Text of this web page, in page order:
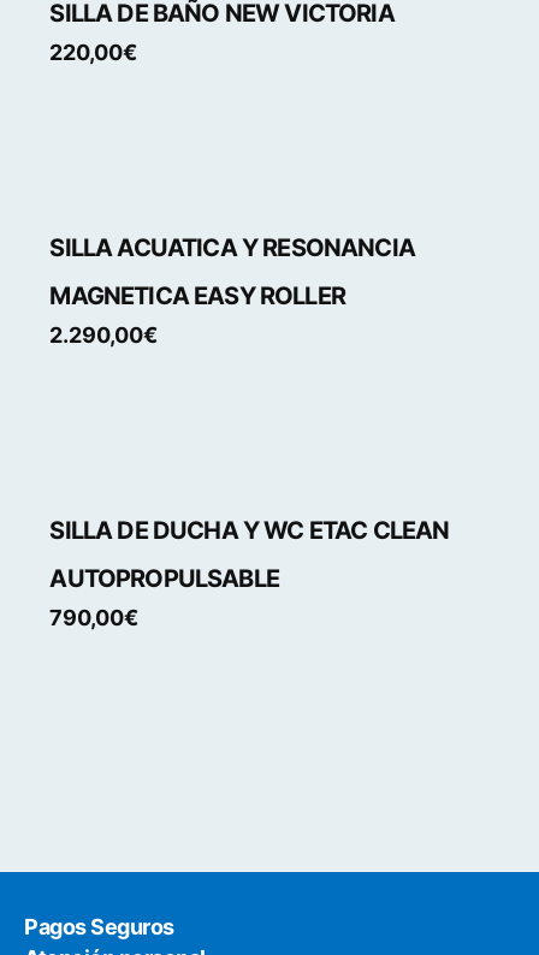
SILLA DE BAÑO NEW VICTORIA
220,00€
SILLA ACUATICA Y RESONANCIA
MAGNETICA EASY ROLLER
2.290,00€
SILLA DE DUCHA Y WC ETAC CLEAN
AUTOPROPULSABLE
790,00€
Pagos Seguros